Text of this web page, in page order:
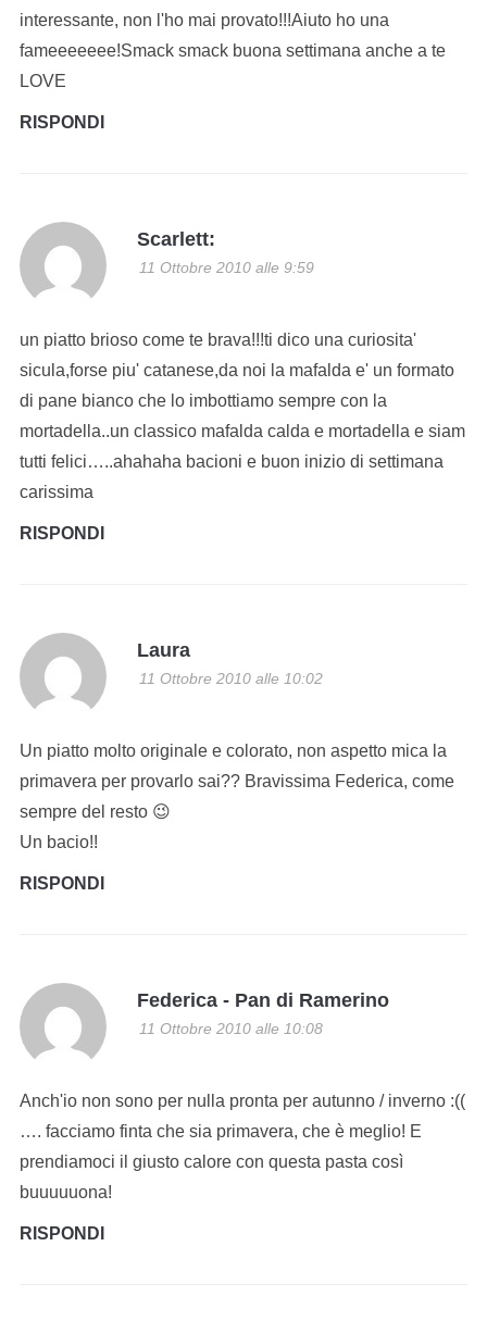
interessante, non l'ho mai provato!!!Aiuto ho una
fameeeeeee!Smack smack buona settimana anche a te
LOVE
RISPONDI
Scarlett:
11 Ottobre 2010 alle 9:59
un piatto brioso come te brava!!!ti dico una curiosita'
sicula,forse piu' catanese,da noi la mafalda e' un formato
di pane bianco che lo imbottiamo sempre con la
mortadella..un classico mafalda calda e mortadella e siam
tutti felici…..ahahaha bacioni e buon inizio di settimana
carissima
RISPONDI
Laura
11 Ottobre 2010 alle 10:02
Un piatto molto originale e colorato, non aspetto mica la
primavera per provarlo sai?? Bravissima Federica, come
sempre del resto 😉
Un bacio!!
RISPONDI
Federica - Pan di Ramerino
11 Ottobre 2010 alle 10:08
Anch'io non sono per nulla pronta per autunno / inverno :((
…. facciamo finta che sia primavera, che è meglio! E
prendiamoci il giusto calore con questa pasta così
buuuuuona!
RISPONDI